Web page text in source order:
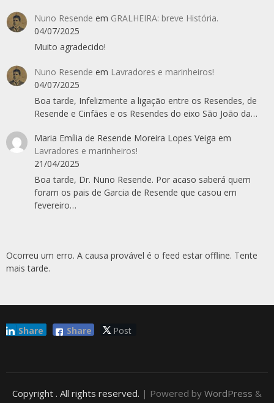
Nuno Resende em GRALHEIRA: breve História.
04/07/2025
Muito agradecido!
Nuno Resende em Lavradores e marinheiros!
04/07/2025
Boa tarde, Infelizmente a ligação entre os Resendes, de
Resende e Cinfães e os Resendes do eixo São João da…
Maria Emília de Resende Moreira Lopes Veiga em
Lavradores e marinheiros!
21/04/2025
Boa tarde, Dr. Nuno Resende. Por acaso saberá quem
foram os pais de Garcia de Resende que casou em
fevereiro…
Ocorreu um erro. A causa provável é o feed estar offline. Tente
mais tarde.
Share Post
Share
Copyright . All rights reserved. | Powered by WordPress &